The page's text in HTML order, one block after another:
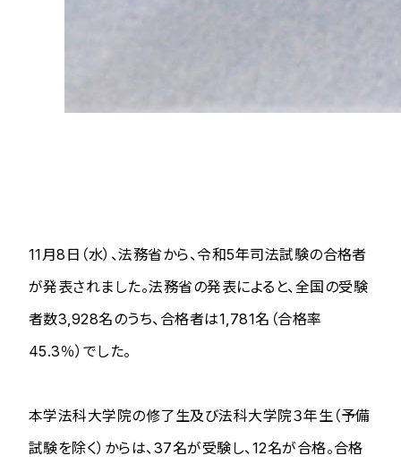
11月8日（水）、法務省から、令和5年司法試験の合格者
が発表されました。法務省の発表によると、全国の受験
者数3,928名のうち、合格者は1,781名（合格率
45.3％）でした。
本学法科大学院の修了生及び法科大学院３年生（予備
試験を除く）からは、37名が受験し、12名が合格。合格